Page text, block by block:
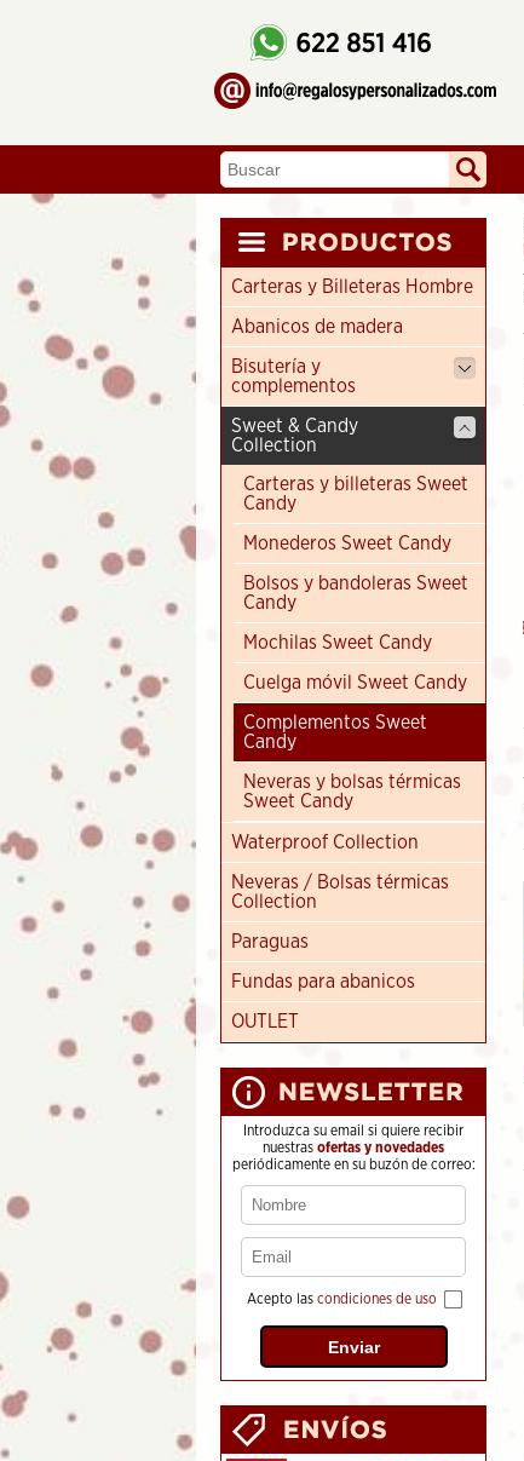
Carteras y Billeteras Hombre
Abanicos de madera
Bisutería y
complementos
Sweet & Candy
Collection
Carteras y billeteras Sweet
Candy
Monederos Sweet Candy
Bolsos y bandoleras Sweet
Candy
Mochilas Sweet Candy
Cuelga móvil Sweet Candy
Complementos Sweet
Candy
Neveras y bolsas térmicas
Sweet Candy
Waterproof Collection
Neveras / Bolsas térmicas
Collection
Paraguas
Fundas para abanicos
OUTLET
Introduzca su email si quiere recibir
nuestras ofertas y novedades
periódicamente en su buzón de correo:
Acepto las condiciones de uso
Botella térmica Sweet Candy
(Claire)
16.95 9.95€
Abanico de madera diseño
Ojo Turco
5.95€